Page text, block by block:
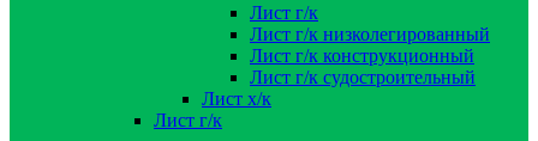
Лист г/к
Лист г/к низколегированный
Лист г/к конструкционный
Лист г/к судостроительный
Лист х/к
Лист г/к